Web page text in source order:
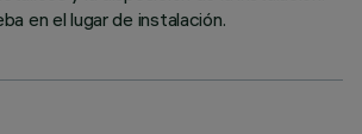
en el lugar de instalación.